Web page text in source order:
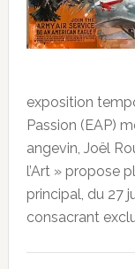
exposition
Passion (EAP)
angevin, Joël
l’Art » propose
principal, du 27
consacrant